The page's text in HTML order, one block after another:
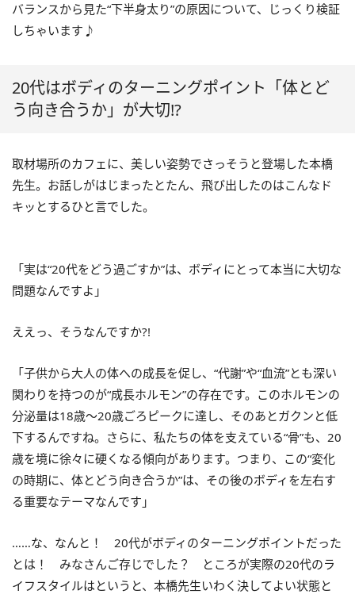
バランスから見た“下半身太り”の原因について、じっくり検証
しちゃいます♪
20代はボディのターニングポイント「体とど
う向き合うか」が大切!?
取材場所のカフェに、美しい姿勢でさっそうと登場した本橋
先生。お話しがはじまったとたん、飛び出したのはこんなド
キッとするひと言でした。
「実は“20代をどう過ごすか”は、ボディにとって本当に大切な
問題なんですよ」
ええっ、そうなんですか?!
「子供から大人の体への成長を促し、“代謝”や“血流”とも深い
関わりを持つのが“成長ホルモン”の存在です。このホルモンの
分泌量は18歳～20歳ごろピークに達し、そのあとガクンと低
下するんですね。さらに、私たちの体を支えている“骨”も、20
歳を境に徐々に硬くなる傾向があります。つまり、この“変化
の時期に、体とどう向き合うか”は、その後のボディを左右す
る重要なテーマなんです」
……な、なんと！ 20代がボディのターニングポイントだった
とは！ みなさんご存じでした？ ところが実際の20代のラ
イフスタイルはというと、本橋先生いわく決してよい状態と